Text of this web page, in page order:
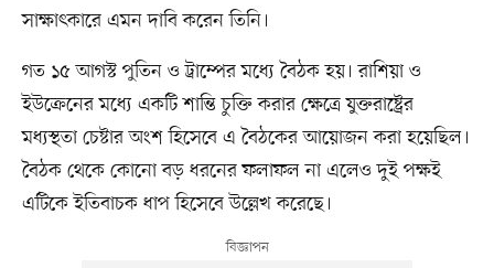
সাক্ষাৎকারে এমন দাবি করেন তিনি।
গত ১৫ আগস্ট পুতিন ও ট্রাম্পের মধ্যে বৈঠক হয়। রাশিয়া ও
ইউক্রেনের মধ্যে একটি শান্তি চুক্তি করার ক্ষেত্রে যুক্তরাষ্ট্রের
মধ্যস্থতা চেষ্টার অংশ হিসেবে এ বৈঠকের আয়োজন করা হয়েছিল।
বৈঠক থেকে কোনো বড় ধরনের ফলাফল না এলেও দুই পক্ষই
এটিকে ইতিবাচক ধাপ হিসেবে উল্লেখ করেছে।